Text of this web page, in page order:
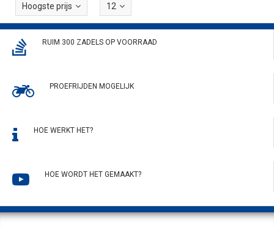
Hoogste prijs 12
RUIM 300 ZADELS OP VOORRAAD
PROEFRIJDEN MOGELIJK
HOE WERKT HET?
HOE WORDT HET GEMAAKT?